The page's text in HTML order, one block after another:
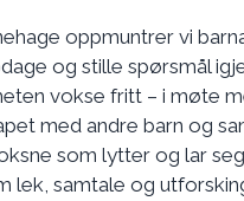
oppmuntrer vi
og stille spørsmål
vokse fritt – i møte
med andre barn og
som lytter og lar seg
lek, samtale og